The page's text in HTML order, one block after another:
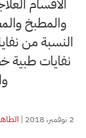
والمطبخ
نفايات طبية
2 نوفمبر، 2018 |